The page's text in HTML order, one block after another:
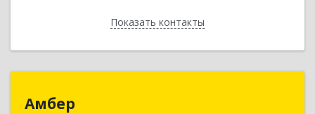
Показать контакты
Назад
Амбер